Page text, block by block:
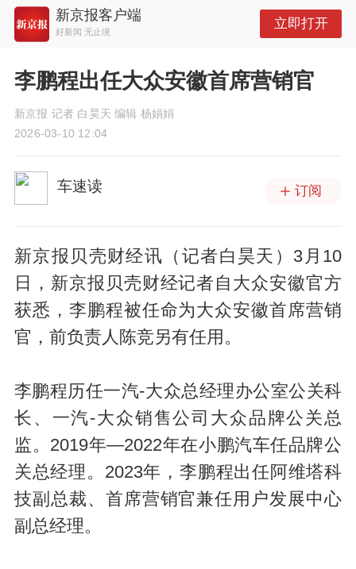
新京报客户端
好新闻 无止境
立即打开
李鹏程出任大众安徽首席营销官
新京报 记者 白昊天 编辑 杨娟娟
2026-03-10 12:04
车速读 订阅
新京报贝壳财经讯（记者白昊天）3月10
日，新京报贝壳财经记者自大众安徽官方
获悉，李鹏程被任命为大众安徽首席营销
官，前负责人陈竞另有任用。
李鹏程历任一汽-大众总经理办公室公关科
长、一汽-大众销售公司大众品牌公关总
监。2019年—2022年在小鹏汽车任品牌公
关总经理。2023年，李鹏程出任阿维塔科
技副总裁、首席营销官兼任用户发展中心
副总经理。